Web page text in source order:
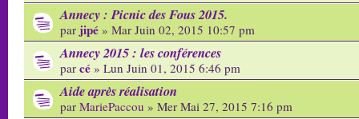
Annecy : Picnic des Fous 2015.
par jipé » Mar Juin 02, 2015 10:57 pm
Annecy 2015 : les conférences
par cé » Lun Juin 01, 2015 6:46 pm
Aide après réalisation
par MariePaccou » Mer Mai 27, 2015 7:16 pm